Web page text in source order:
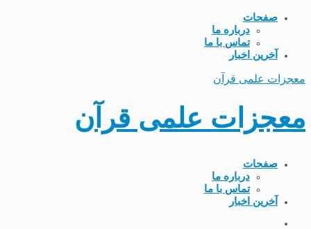
صفحات
درباره ما
تماس با ما
آخرین اخبار
معجزات علمی قرآن
معجزات علمی قرآن
صفحات
درباره ما
تماس با ما
آخرین اخبار